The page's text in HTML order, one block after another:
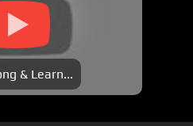
& Learn...